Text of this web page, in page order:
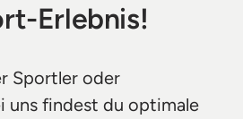
Erlebnis!
Sportler oder
uns findest du optimale